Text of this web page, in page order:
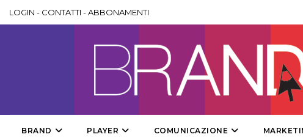
LOGIN - CONTATTI -ABBONAMENTI
BRAND PLAYER COMUNICAZIONE